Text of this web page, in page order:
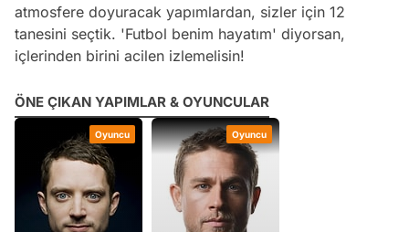
atmosfere doyuracak yapımlardan, sizler için 12
tanesini seçtik. 'Futbol benim hayatım' diyorsan,
içlerinden birini acilen izlemelisin!
ÖNE ÇIKAN YAPIMLAR & OYUNCULAR
Oyuncu Oyuncu